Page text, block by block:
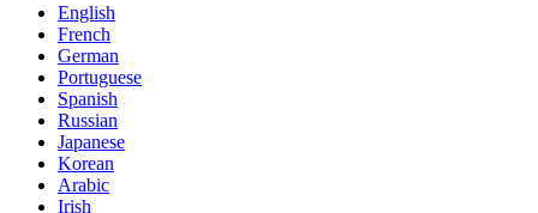
English
French
German
Portuguese
Spanish
Russian
Japanese
Korean
Arabic
Irish